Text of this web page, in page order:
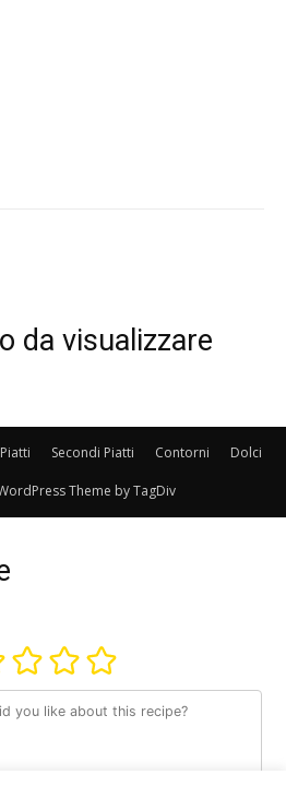
da visualizzare
Secondi Piatti Contorni Dolci
Theme by TagDiv